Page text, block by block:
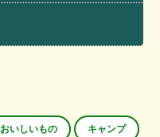
おいしいもの キャンプ